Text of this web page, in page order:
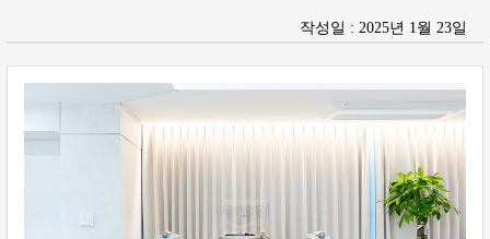
작성일 : 2025년 1월 23일